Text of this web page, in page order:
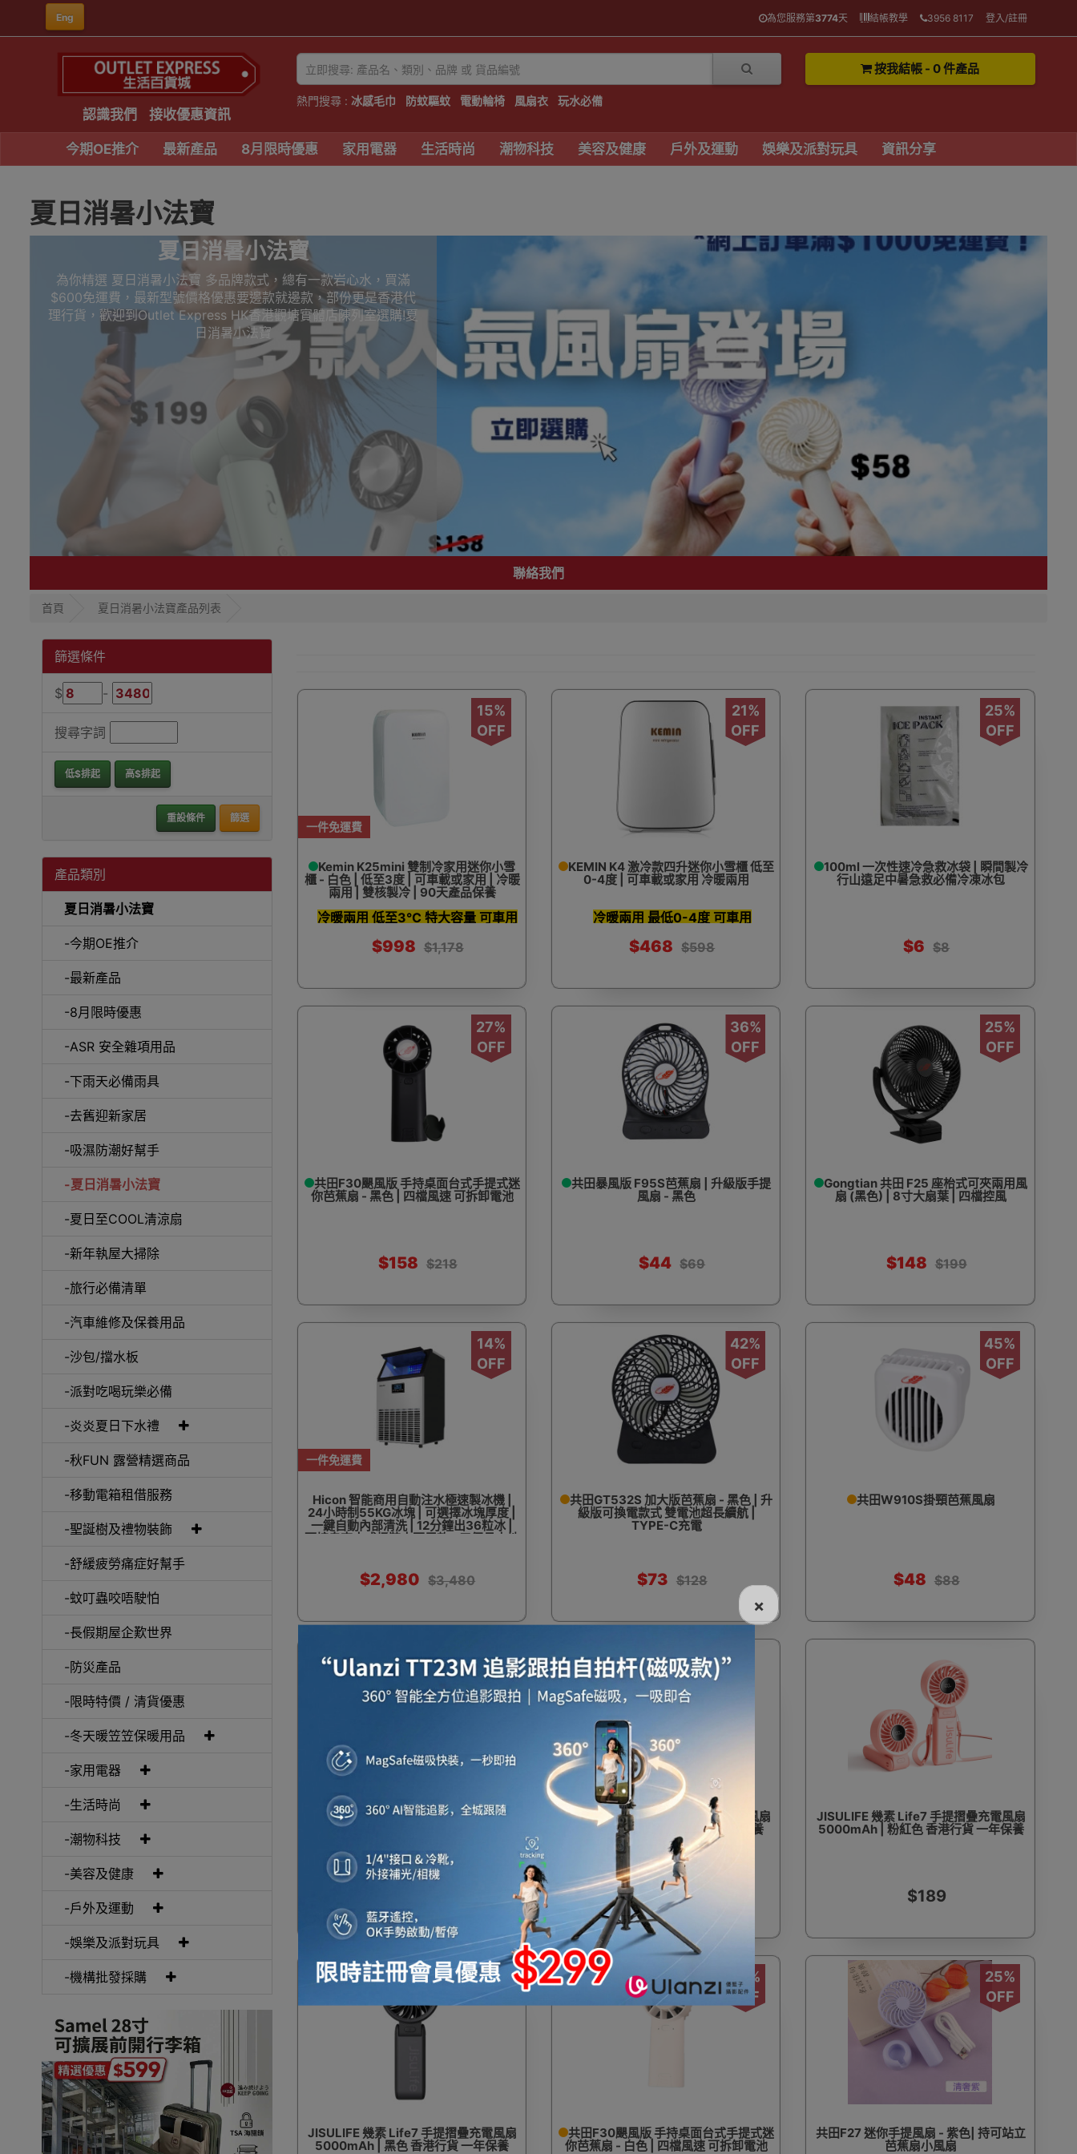
Eng 為您服務第3774天 結帳教學 3956 8117 登入/註冊
認識我們 接收優惠資訊
熱門搜尋 : 冰感毛巾 防蚊驅蚊 電動輪椅 風扇衣 玩水必備
按我結帳 - 0 件產品
今期OE推介 最新產品 8月限時優惠 家用電器 生活時尚 潮物科技 美容及健康 戶外及運動 娛樂及派對玩具 資訊分享
夏日消暑小法寶
夏日消暑小法寶
為你精選 夏日消暑小法寶 多品牌款式，總有一款岩心水，買滿
$600免運費，最新型號價格優惠要邊款就邊款，部份更是香港代
理行貨，歡迎到Outlet Express HK香港觀塘實體店陳列室選購!夏
日消暑小法寶
聯絡我們
首頁 夏日消暑小法寶產品列表
篩選條件
$ -
搜尋字詞
低$排起 高$排起
重設條件 篩選
產品類別
夏日消暑小法寶
-今期OE推介
-最新產品
-8月限時優惠
-ASR 安全雜項用品
-下雨天必備雨具
-去舊迎新家居
-吸濕防潮好幫手
-夏日消暑小法寶
-夏日至COOL清涼扇
-新年執屋大掃除
-旅行必備清單
-汽車維修及保養用品
-沙包/擋水板
-派對吃喝玩樂必備
-炎炎夏日下水禮
-秋FUN 露營精選商品
-移動電箱租借服務
-聖誕樹及禮物裝飾
-舒緩疲勞痛症好幫手
-蚊叮蟲咬唔駛怕
-長假期屋企歎世界
-防災產品
-限時特價 / 清貨優惠
-冬天暖笠笠保暖用品
-家用電器
-生活時尚
-潮物科技
-美容及健康
-戶外及運動
-娛樂及派對玩具
-機構批發採購
一件免運費
15%
OFF
Kemin K25mini 雙制冷家用迷你小雪
櫃 - 白色 | 低至3度 | 可車載或家用 | 冷暖
兩用 | 雙核製冷 | 90天產品保養
冷暖兩用 低至3°C 特大容量 可車用
$998 $1,178
21%
OFF
KEMIN K4 激冷款四升迷你小雪櫃 低至
0-4度 | 可車載或家用 冷暖兩用
冷暖兩用 最低0-4度 可車用
$468 $598
25%
OFF
100ml 一次性速冷急救冰袋 | 瞬間製冷
行山遠足中暑急救必備冷凍冰包
$6 $8
27%
OFF
共田F30颶風版 手持桌面台式手提式迷
你芭蕉扇 - 黑色 | 四檔風速 可拆卸電池
$158 $218
36%
OFF
共田暴風版 F95S芭蕉扇 | 升級版手提
風扇 - 黑色
$44 $69
25%
OFF
Gongtian 共田 F25 座枱式可夾兩用風
扇 (黑色) | 8寸大扇葉 | 四檔控風
$148 $199
一件免運費
14%
OFF
Hicon 智能商用自動注水極速製冰機 |
24小時制55KG冰塊 | 可選擇冰塊厚度 |
一鍵自動內部清洗 | 12分鐘出36粒冰 |
可接自來水或桶裝水兩用款 - 三個月本地
$2,980 $3,480
42%
OFF
共田GT532S 加大版芭蕉扇 - 黑色 | 升
級版可換電款式 雙電池超長續航 |
TYPE-C充電
$73 $128
45%
OFF
共田W910S掛頸芭蕉風扇
$48 $88
45%
OFF
共田W910S掛頸芭蕉風扇
JISULIFE 幾素 Life7 手提摺疊充電風扇
5000mAh | 白色 香港行貨 一年保養
$189
JISULIFE 幾素 Life7 手提摺疊充電風扇
5000mAh | 粉紅色 香港行貨 一年保養
$189
JISULIFE 幾素 Life7 手提摺疊充電風扇
5000mAh | 黑色 香港行貨 一年保養
27%
OFF
共田F30颶風版 手持桌面台式手提式迷
你芭蕉扇 - 白色 | 四檔風速 可拆卸電池
25%
OFF
共田F27 迷你手提風扇 - 紫色| 持可站立
芭蕉扇小風扇
×